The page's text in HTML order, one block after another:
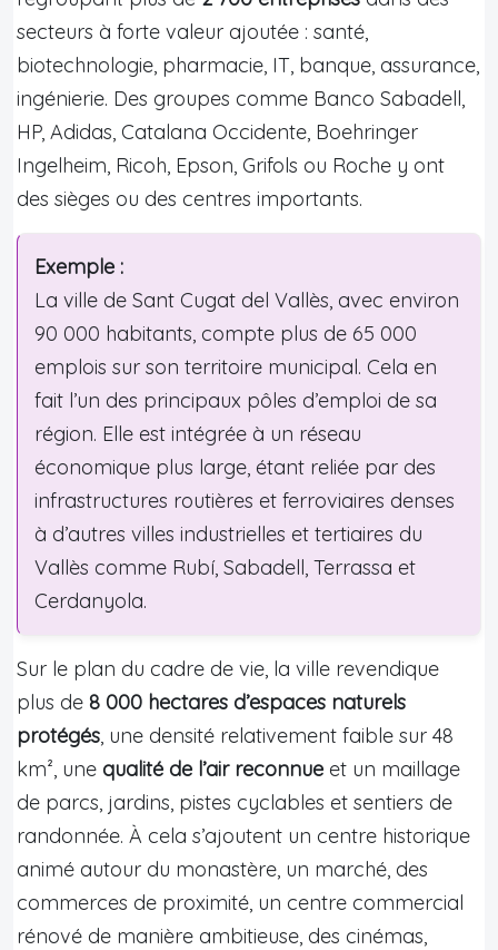
secteurs à forte valeur ajoutée : santé,
biotechnologie, pharmacie, IT, banque, assurance,
ingénierie. Des groupes comme Banco Sabadell,
HP, Adidas, Catalana Occidente, Boehringer
Ingelheim, Ricoh, Epson, Grifols ou Roche y ont
des sièges ou des centres importants.
Exemple :
La ville de Sant Cugat del Vallès, avec environ
90 000 habitants, compte plus de 65 000
emplois sur son territoire municipal. Cela en
fait l’un des principaux pôles d’emploi de sa
région. Elle est intégrée à un réseau
économique plus large, étant reliée par des
infrastructures routières et ferroviaires denses
à d’autres villes industrielles et tertiaires du
Vallès comme Rubí, Sabadell, Terrassa et
Cerdanyola.
Sur le plan du cadre de vie, la ville revendique
plus de 8 000 hectares d’espaces naturels
protégés, une densité relativement faible sur 48
km², une qualité de l’air reconnue et un maillage
de parcs, jardins, pistes cyclables et sentiers de
randonnée. À cela s’ajoutent un centre historique
animé autour du monastère, un marché, des
commerces de proximité, un centre commercial
rénové de manière ambitieuse, des cinémas,